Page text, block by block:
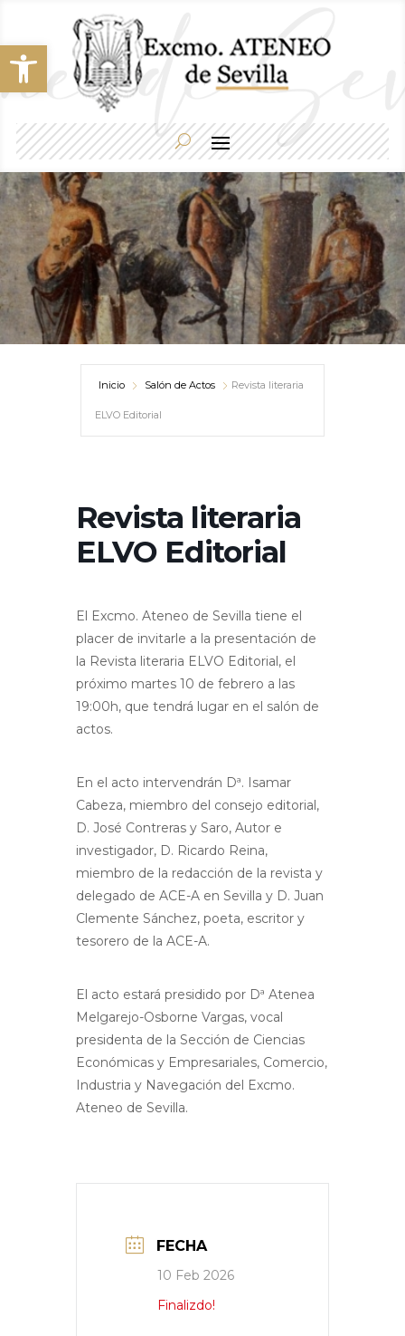
Abrir barra de herramientas
Inicio Salón de Actos Revista literaria
ELVO Editorial
Revista literaria
ELVO Editorial
El Excmo. Ateneo de Sevilla tiene el
placer de invitarle a la presentación de
la Revista literaria ELVO Editorial, el
próximo martes 10 de febrero a las
19:00h, que tendrá lugar en el salón de
actos.
En el acto intervendrán Dª. Isamar
Cabeza, miembro del consejo editorial,
D. José Contreras y Saro, Autor e
investigador, D. Ricardo Reina,
miembro de la redacción de la revista y
delegado de ACE-A en Sevilla y D. Juan
Clemente Sánchez, poeta, escritor y
tesorero de la ACE-A.
El acto estará presidido por Dª Atenea
Melgarejo-Osborne Vargas, vocal
presidenta de la Sección de Ciencias
Económicas y Empresariales, Comercio,
Industria y Navegación del Excmo.
Ateneo de Sevilla.
FECHA
10 Feb 2026
Finalizdo!